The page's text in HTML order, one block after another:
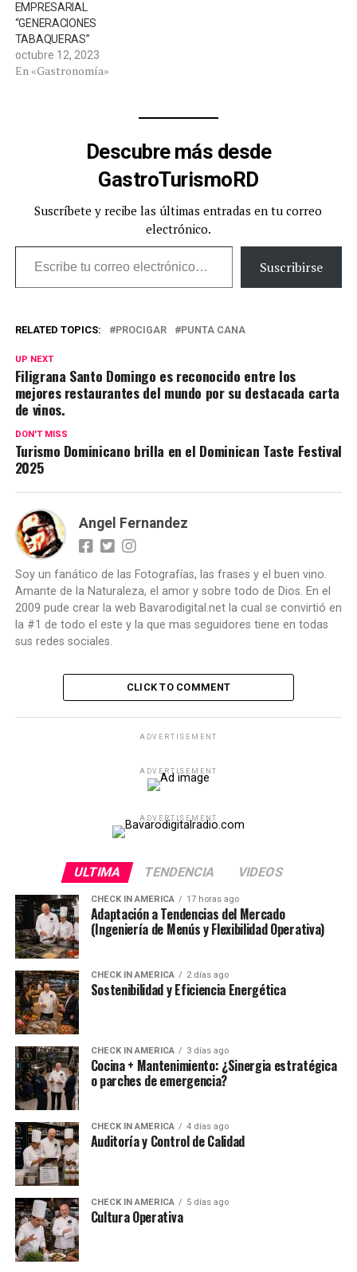
EMPRESARIAL
“GENERACIONES
TABAQUERAS”
octubre 12, 2023
En «Gastronomía»
Descubre más desde
GastroTurismoRD
Suscríbete y recibe las últimas entradas en tu correo
electrónico.
Escribe tu correo electrónico…
Suscribirse
RELATED TOPICS: PROCIGAR PUNTA CANA
UP NEXT
Filigrana Santo Domingo es reconocido entre los
mejores restaurantes del mundo por su destacada carta
de vinos.
DON'T MISS
Turismo Dominicano brilla en el Dominican Taste Festival
2025
Angel Fernandez
Soy un fanático de las Fotografías, las frases y el buen vino.
Amante de la Naturaleza, el amor y sobre todo de Dios. En el
2009 pude crear la web Bavarodigital.net la cual se convirtió en
la #1 de todo el este y la que mas seguidores tiene en todas
sus redes sociales.
CLICK TO COMMENT
ADVERTISEMENT
ADVERTISEMENT
ADVERTISEMENT
ULTIMA TENDENCIA VIDEOS
CHECK IN AMERICA 17 horas ago
Adaptación a Tendencias del Mercado
(Ingeniería de Menús y Flexibilidad Operativa)
CHECK IN AMERICA 2 días ago
Sostenibilidad y Eficiencia Energética
CHECK IN AMERICA 3 días ago
Cocina + Mantenimiento: ¿Sinergia estratégica
o parches de emergencia?
CHECK IN AMERICA 4 días ago
Auditoría y Control de Calidad
CHECK IN AMERICA 5 días ago
Cultura Operativa